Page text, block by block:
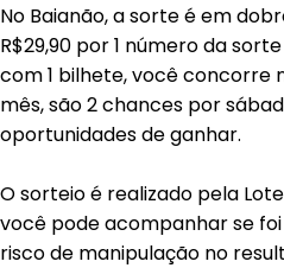
No Baianão, a sorte é em
R$29,90 por 1 número da
com 1 bilhete, você concorre
mês, são 2 chances por
oportunidades de ganhar.
O sorteio é realizado pela
você pode acompanhar se
risco de manipulação no